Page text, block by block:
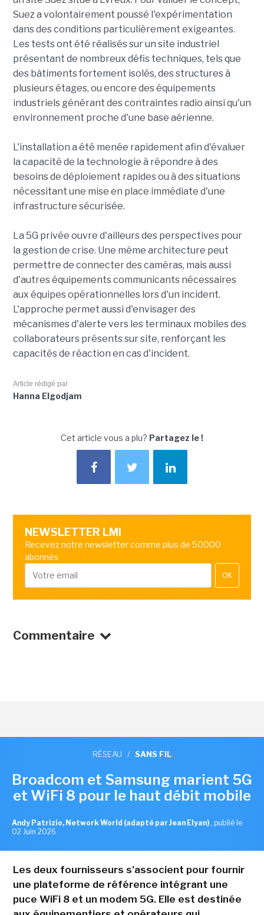
Suez a volontairement poussé l'expérimentation
dans des conditions particulièrement exigeantes.
Les tests ont été réalisés sur un site industriel
présentant de nombreux défis techniques, tels que
des bâtiments fortement isolés, des structures à
plusieurs étages, ou encore des équipements
industriels générant des contraintes radio ainsi qu'un
environnement proche d'une base aérienne.
L'installation a été menée rapidement afin d'évaluer
la capacité de la technologie à répondre à des
besoins de déploiement rapides ou à des situations
nécessitant une mise en place immédiate d'une
infrastructure sécurisée.
La 5G privée ouvre d'ailleurs des perspectives pour
la gestion de crise. Une même architecture peut
permettre de connecter des caméras, mais aussi
d'autres équipements communicants nécessaires
aux équipes opérationnelles lors d'un incident.
L'approche permet aussi d'envisager des
mécanismes d'alerte vers les terminaux mobiles des
collaborateurs présents sur site, renforçant les
capacités de réaction en cas d'incident.
Article rédigé par
Hanna Elgodjam
Cet article vous a plu? Partagez le !
NEWSLETTER LMI
Recevez notre newsletter comme plus de 50000
abonnés
OK
Commentaire
RÉSEAU / SANS FIL
Broadcom et Samsung marient 5G
et WiFi 8 pour le haut débit mobile
Andy Patrizio, Network World (adapté par Jean Elyan) , publié le
02 Juin 2026
Les deux fournisseurs s'associent pour fournir
une plateforme de référence intégrant une
puce WiFi 8 et un modem 5G. Elle est destinée